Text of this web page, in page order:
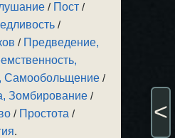
/ Пост /
/
/ Предведение,
Самообольщение /
Зомбирование /
/ Простота /
.
<